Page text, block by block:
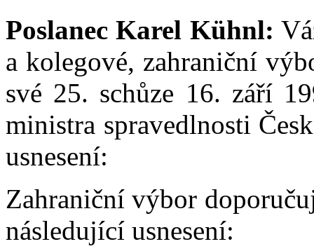
Poslanec Karel Kühnl:
a kolegové, zahraniční
své 25. schůze 16. září
ministra spravedlnosti
usnesení:
Zahraniční výbor
následující usnesení: